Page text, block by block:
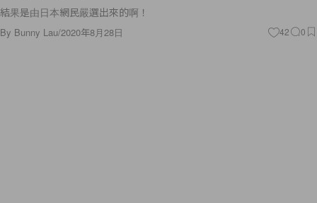
結果是由日本網民嚴選出來的啊！
By Bunny Lau/2020年8月28日 42 0